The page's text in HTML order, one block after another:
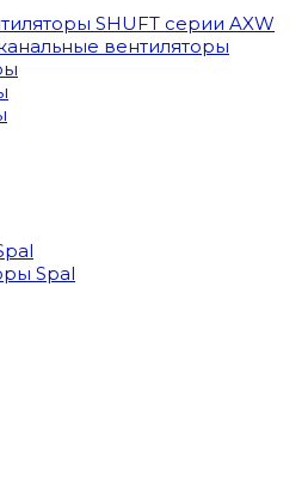
SHUFT серии AXW
вентиляторы
Spal